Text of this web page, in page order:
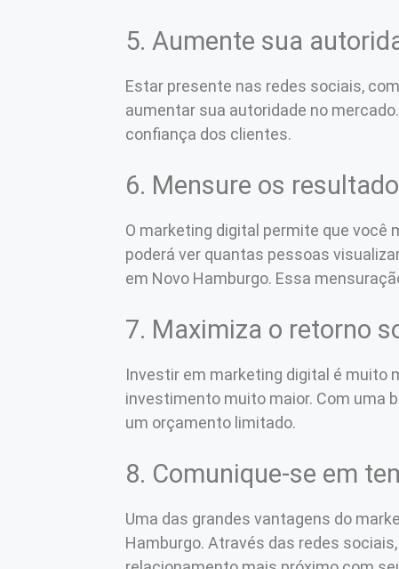
5. Aumente sua
Estar presente nas redes sociais,
aumentar sua autoridade no
confiança dos clientes.
6. Mensure os
O marketing digital permite que você
poderá ver quantas pessoas
em Novo Hamburgo. Essa
7. Maximiza o retorno
Investir em marketing digital é muito
investimento muito maior. Com uma
um orçamento limitado.
8. Comunique-se em
Uma das grandes vantagens do
Hamburgo. Através das redes